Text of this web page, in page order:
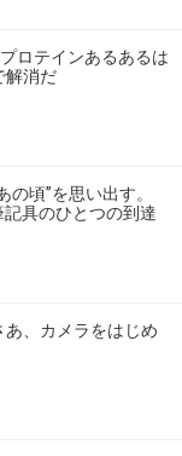
ロテインあるあるは
解消だ
頃”を思い出す。
具のひとつの到達
、カメラをはじめ